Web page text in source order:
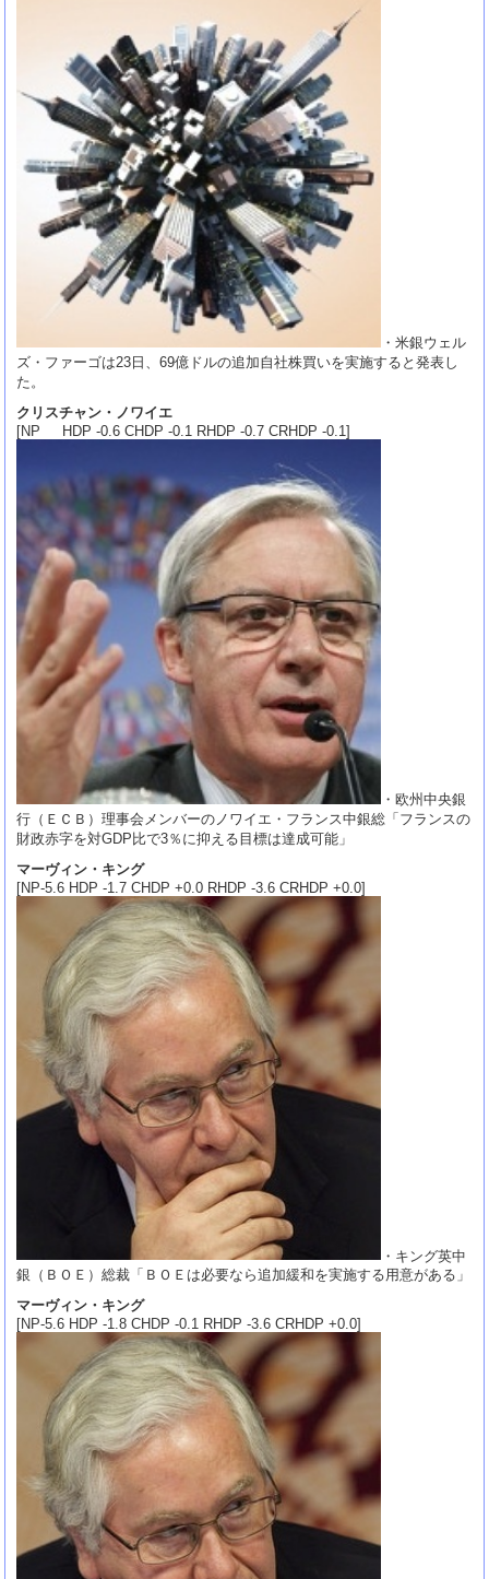
・米銀ウェル
ズ・ファーゴは23日、69億ドルの追加自社株買いを実施すると発表し
た。
クリスチャン・ノワイエ
[NP HDP -0.6 CHDP -0.1 RHDP -0.7 CRHDP -0.1]
・欧州中央銀
行（ＥＣＢ）理事会メンバーのノワイエ・フランス中銀総「フランスの
財政赤字を対GDP比で3％に抑える目標は達成可能」
マーヴィン・キング
[NP-5.6 HDP -1.7 CHDP +0.0 RHDP -3.6 CRHDP +0.0]
・キング英中
銀（ＢＯＥ）総裁「ＢＯＥは必要なら追加緩和を実施する用意がある」
マーヴィン・キング
[NP-5.6 HDP -1.8 CHDP -0.1 RHDP -3.6 CRHDP +0.0]